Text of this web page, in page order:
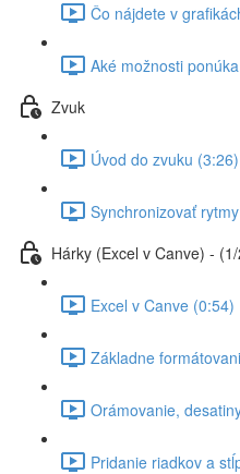
Čo nájdete v
Aké možnosti
Zvuk
Úvod do zvuku (3:26)
Synchronizovať
Hárky (Excel v Canve) -
Excel v Canve (0:54)
Základne
Orámovanie,
Pridanie riadkov a